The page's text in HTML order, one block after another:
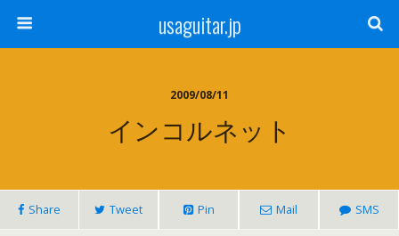
usaguitar.jp
2009/08/11
インコルネット
Share Tweet Pin Mail SMS